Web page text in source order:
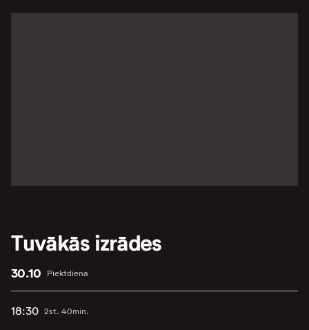
Tuvākās izrādes
Piektdiena
30.10
18:30 2st. 40min.